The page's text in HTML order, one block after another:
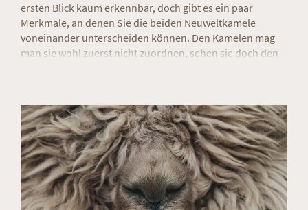
ersten Blick kaum erkennbar, doch gibt es ein paar
Merkmale, an denen Sie die beiden Neuweltkamele
voneinander unterscheiden können. Den Kamelen mag
man sie wohl zuerst nicht zuordnen, sehen sie doch den
Unterschieden widmen, also hier sind sie:
Alpakas stammen von den kleinen Vikunjas ab. Diese
haben ein sandfarbenes, seidenweiches Fell und leben
in kleinen Familienverbänden in Südamerika. Eine
Besonderheit dieser Tiere sind die unteren
Schneidezähne, die wie bei Nagetieren ihr Leben lang